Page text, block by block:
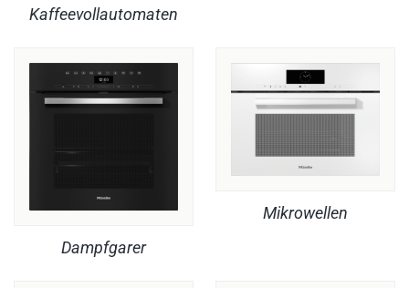
Kaffeevollautomaten
Dampfgarer
Mikrowellen